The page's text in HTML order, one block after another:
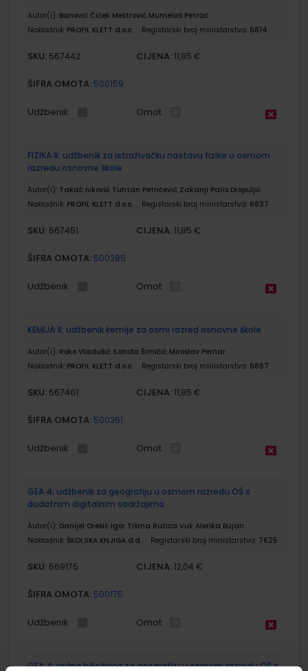
Autor(i): Banović Čiček Meštrović Mumelaš Petrač
Nakladnik: PROFIL KLETT d.o.o. Registarski broj ministarstva: 6814
SKU: 567442 CIJENA: 11,85 €
ŠIFRA OMOTA: 500159
Udžbenik Omot
FIZIKA 8; udžbenik za istraživačku nastavu fizike u osmom
razredu osnovne škole
Autor(i): Takač Ivković Tuhtan Petričević Zakanji Paris Dropuljić
Nakladnik: PROFIL KLETT d.o.o. Registarski broj ministarstva: 6837
SKU: 567451 CIJENA: 11,85 €
ŠIFRA OMOTA: 500285
Udžbenik Omot
KEMIJA 8; udžbenik kemije za osmi razred osnovne škole
Autor(i): Roko Vladušić Sanda Šimičić Miroslav Pernar
Nakladnik: PROFIL KLETT d.o.o. Registarski broj ministarstva: 6867
SKU: 567461 CIJENA: 11,85 €
ŠIFRA OMOTA: 500261
Udžbenik Omot
GEA 4; udžbenik za geografiju u osmom razredu OŠ s
dodatnim digitalnim sadržajima
Autor(i): Danijel Orešić Igor Tišma Ružica Vuk Alenka Bujan
Nakladnik: ŠKOLSKA KNJIGA d.d. Registarski broj ministarstva: 7625
SKU: 569175 CIJENA: 12,04 €
ŠIFRA OMOTA: 500175
Udžbenik Omot
GEA 4; radna bilježnica za geografiju u osmom razredu OŠ s